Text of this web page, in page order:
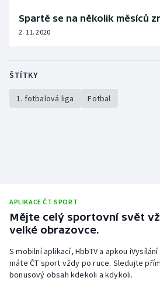
Veslování
Volejbal
Ostatní
Spartě se na několik měsíců
2. 11. 2020
ŠTÍTKY
1. fotbalová liga Fotbal
APLIKACE ČT SPORT
Mějte celý sportovní svět
velké obrazovce.
S mobilní aplikací, HbbTV a apkou
máte ČT sport vždy po ruce. Sledujte
bonusový obsah kdekoli a kdykoli.